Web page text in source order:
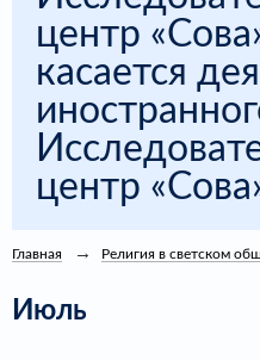
центр
касается
центр
Главная Религия в светском
Июль